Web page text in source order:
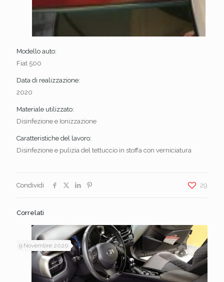
Modello auto:
Fiat 500
Data di realizzazione:
2020
Materiale utilizzato:
Disinfezione e Ionizzazione
Caratteristiche del lavoro:
Disinfezione e pulizia del tettuccio in stoffa con verniciatura
Condividi 29
Correlati
9 Novembre 2020